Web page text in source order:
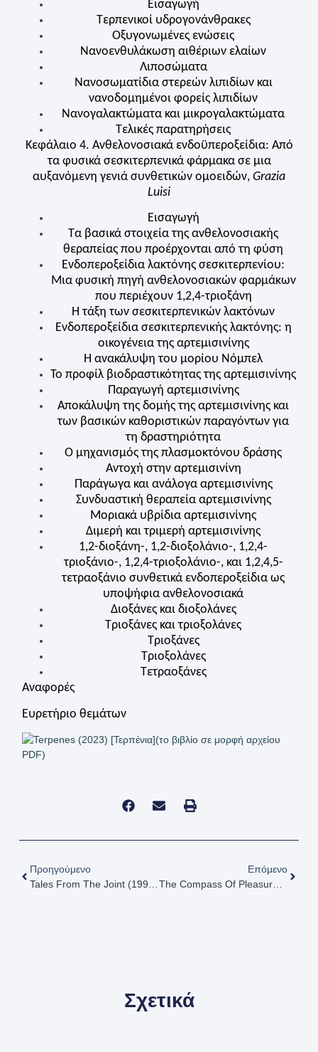
Εισαγωγή
Τερπενικοί υδρογονάνθρακες
Οξυγονωμένες ενώσεις
Νανοενθυλάκωση αιθέριων ελαίων
Λιποσώματα
Νανοσωματίδια στερεών λιπιδίων και
νανοδομημένοι φορείς λιπιδίων
Νανογαλακτώματα και μικρογαλακτώματα
Τελικές παρατηρήσεις
Κεφάλαιο 4. Ανθελονοσιακά ενδοϋπεροξείδια: Από
τα φυσικά σεσκιτερπενικά φάρμακα σε μια
αυξανόμενη γενιά συνθετικών ομοειδών, Grazia
Luisi
Εισαγωγή
Τα βασικά στοιχεία της ανθελονοσιακής
θεραπείας που προέρχονται από τη φύση
Ενδοπεροξείδια λακτόνης σεσκιτερπενίου:
Μια φυσική πηγή ανθελονοσιακών φαρμάκων
που περιέχουν 1,2,4-τριοξάνη
Η τάξη των σεσκιτερπενικών λακτόνων
Ενδοπεροξείδια σεσκιτερπενικής λακτόνης: η
οικογένεια της αρτεμισινίνης
Η ανακάλυψη του μορίου Νόμπελ
Το προφίλ βιοδραστικότητας της αρτεμισινίνης
Παραγωγή αρτεμισινίνης
Αποκάλυψη της δομής της αρτεμισινίνης και
των βασικών καθοριστικών παραγόντων για
τη δραστηριότητα
Ο μηχανισμός της πλασμοκτόνου δράσης
Αντοχή στην αρτεμισινίνη
Παράγωγα και ανάλογα αρτεμισινίνης
Συνδυαστική θεραπεία αρτεμισινίνης
Μοριακά υβρίδια αρτεμισινίνης
Διμερή και τριμερή αρτεμισινίνης
1,2-διοξάνη-, 1,2-διοξολάνιο-, 1,2,4-
τριοξάνιο-, 1,2,4-τριοξολάνιο-, και 1,2,4,5-
τετραοξάνιο συνθετικά ενδοπεροξείδια ως
υποψήφια ανθελονοσιακά
Διοξάνες και διοξολάνες
Τριοξάνες και τριοξολάνες
Τριοξάνες
Τριοξολάνες
Τετραοξάνες
Αναφορές
Ευρετήριο θεμάτων
(το βιβλίο σε μορφή αρχείου
PDF)
Προηγούμενο
Επόμενο
The Compass Of Pleasure (2011) [Η Πυξίδα Της Απόλαυσης]
Σχετικά